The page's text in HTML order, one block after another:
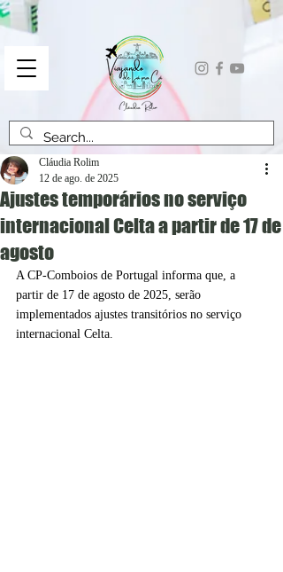
Ajustes temporários no serviço
internacional Celta a partir de 17 de
agosto
Cláudia Rolim
12 de ago. de 2025
A CP-Comboios de Portugal informa que, a
partir de 17 de agosto de 2025, serão
implementados ajustes transitórios no serviço
internacional Celta.